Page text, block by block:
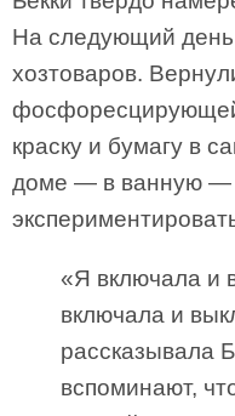
На следующий день
хозтоваров.
фосфоресцирующей
краску и бумагу в
доме — в ванную —
«Я включала и
включала и
рассказывала
вспоминают,